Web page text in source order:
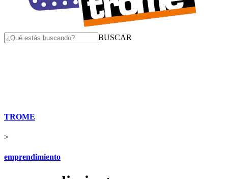
BUSCAR
TROME
>
emprendimiento